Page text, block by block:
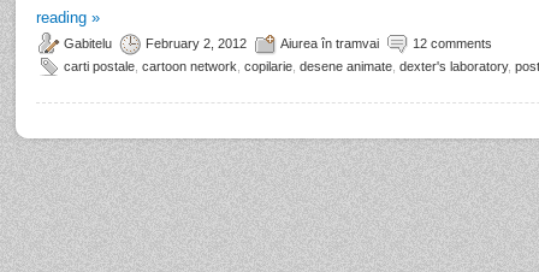
reading »
Gabitelu February 2, 2012 Aiurea în tramvai
12 comments
carti postale cartoon network copilarie desene animate dexter's laboratory,